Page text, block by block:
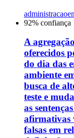
administracao
92% confiança
A
oferecidos
do dia das
ambiente
busca de
teste e
as
afirmativas
falsas em